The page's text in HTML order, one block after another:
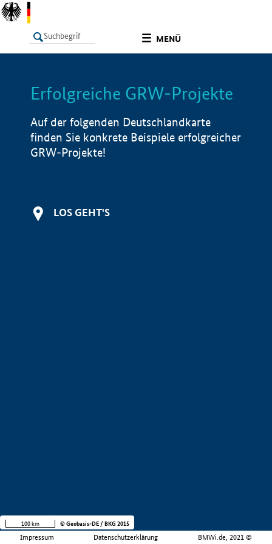
MENÜ
LISTE Info
Erfolgreiche GRW-Projekte
Auf der folgenden Deutschlandkarte
finden Sie konkrete Beispiele erfolgreicher
GRW-Projekte!
LOS GEHT'S
Impressum Datenschutzerklärung BMWi.de, 2021 ©
100 km © Geobasis-DE / BKG 2015